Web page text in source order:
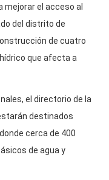
mejorar el acceso al
del distrito de
de cuatro
que afecta a
el directorio de la
destinados
cerca de 400
de agua y